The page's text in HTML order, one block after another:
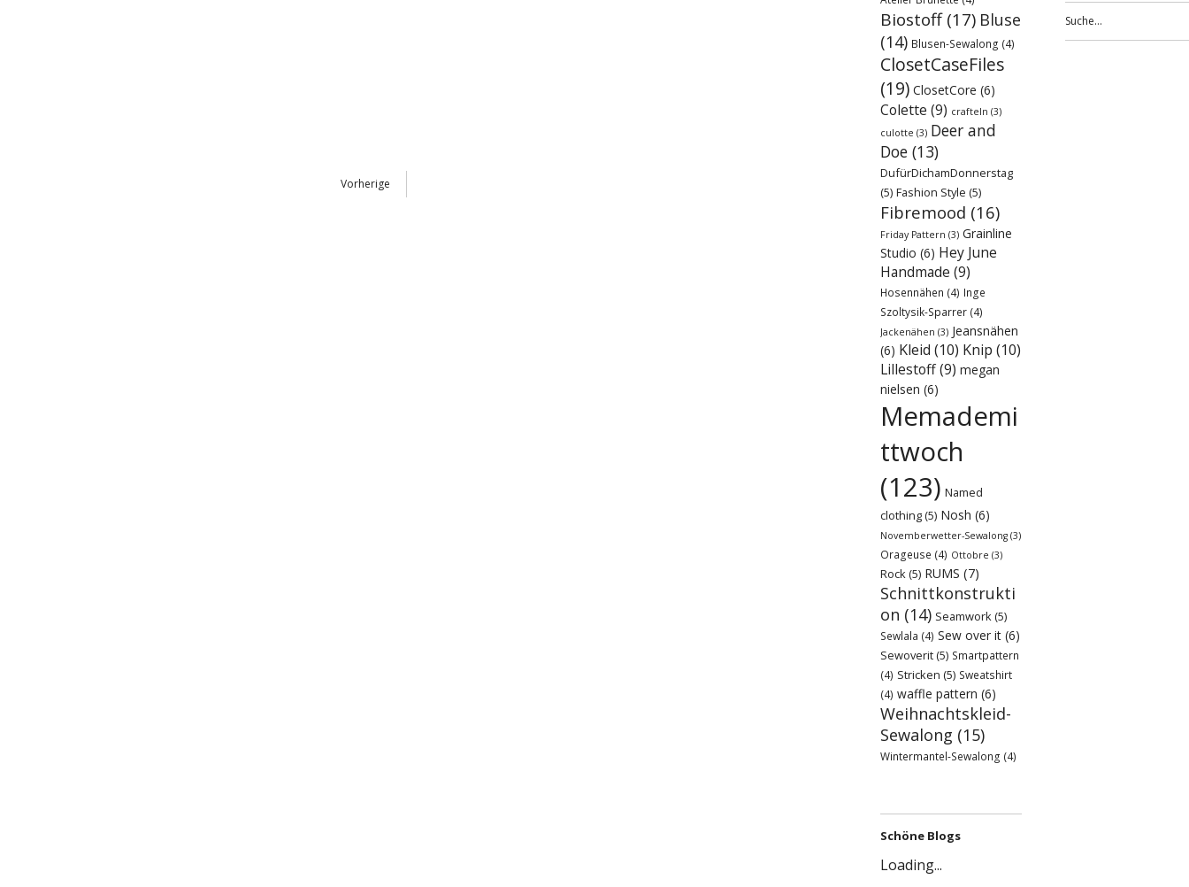
Vorherige
Biostoff(17) Bluse
(14) Blusen-Sewalong (4)
ClosetCaseFiles
(19) ClosetCore (6)
Colette (9) crafteln (3)
culotte (3) Deer and
Doe (13)
DufürDichamDonnerstag
(5) Fashion Style (5)
Fibremood (16)
Friday Pattern (3) Grainline
Studio (6) Hey June
Handmade (9)
Hosennähen (4) Inge
Szoltysik-Sparrer (4)
Jackenähen (3) Jeansnähen
(6) Kleid (10) Knip (10)
Lillestoff(9) megan
nielsen (6)
Memademi
ttwoch
(123) Named
clothing (5) Nosh (6)
Novemberwetter-Sewalong (3)
Orageuse (4) Ottobre (3)
Rock (5) RUMS (7)
Schnittkonstrukti
on (14) Seamwork (5)
Sewlala (4) Sew over it (6)
Sewoverit (5) Smartpattern
(4) Stricken (5) Sweatshirt
(4) waffle pattern (6)
Weihnachtskleid-
Sewalong (15)
Wintermantel-Sewalong (4)
Schöne Blogs
Loading...